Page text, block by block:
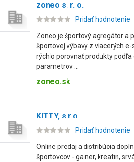
zoneo s. r. o.
Pridať hodnotenie
Zoneo je športový agregátor a
športovej výbavy z viacerých e-
rýchlo porovnať produkty podľa
parametrov ...
zoneo.sk
KITTY, s.r.o.
Pridať hodnotenie
Online predaj a distribúcia
športovcov - gainer, kreatin,